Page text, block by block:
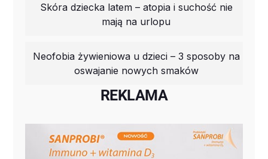
Skóra dziecka latem – atopia i suchość nie
mają na urlopu
Neofobia żywieniowa u dzieci – 3 sposoby na
oswajanie nowych smaków
REKLAMA